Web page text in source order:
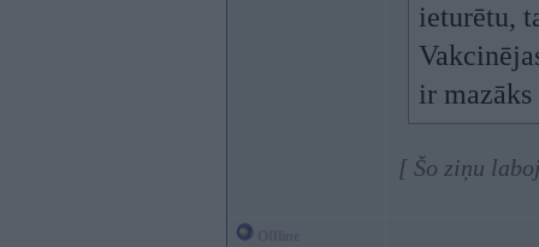
ieturētu,
ir
[ Šo ziņu